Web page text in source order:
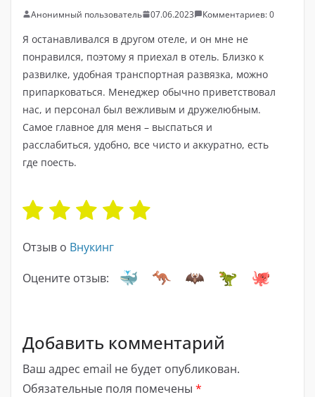
Анонимный пользователь 07.06.2023 Комментариев: 0
Я останавливался в другом отеле, и он мне не
понравился, поэтому я приехал в отель. Близко к
развилке, удобная транспортная развязка, можно
припарковаться. Менеджер обычно приветствовал
нас, и персонал был вежливым и дружелюбным.
Самое главное для меня – выспаться и
расслабиться, удобно, все чисто и аккуратно, есть
где поесть.
Отзыв о Внукинг
Оцените отзыв:
Добавить комментарий
Ваш адрес email не будет опубликован.
Обязательные поля помечены *